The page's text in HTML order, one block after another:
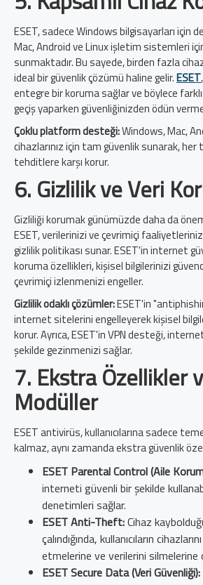
ESET, sadece Windows bilgisayarları için
Mac, Android ve Linux işletim sistemleri
sunmaktadır. Bu sayede, birden fazla
ideal bir güvenlik çözümü haline gelir.ESET
entegre bir koruma sağlar ve böylece
geçiş yaparken güvenliğinizden ödün
Çoklu platform desteği:Windows, Mac,
cihazlarınız için tam güvenlik sunarak, her
tehditlere karşı korur.
6. Gizlilik ve Veri
Gizliliği korumak günümüzde daha da
ESET, verilerinizi ve çevrimiçi
gizlilik politikası sunar. ESET'in internet
koruma özellikleri, kişisel bilgilerinizi
çevrimiçi izlenmenizi engeller.
Gizlilik odaklı çözümler:ESET'in
internet sitelerini engelleyerek kişisel
korur. Ayrıca, ESET'in VPN desteği,
şekilde gezinmenizi sağlar.
7. Ekstra Özellikler
Modüller
ESET antivirüs, kullanıcılarına sadece
kalmaz, aynı zamanda ekstra güvenlik
ESET Parental Control (Aile
interneti güvenli bir şekilde
denetimleri sağlar.
ESET Anti-Theft:Cihaz
çalındığında, kullanıcıların
etmelerine ve verilerini silmelerine
ESET Secure Data (Veri Güvenliği):